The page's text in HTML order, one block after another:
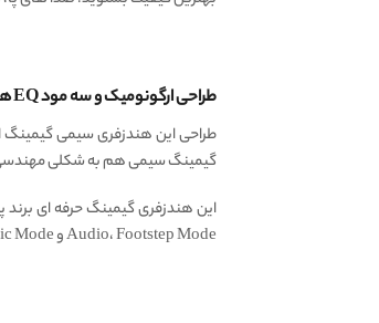
طراحی ارگونومیک و سه مود EQ هندزفری گیمینگ پیوا PIVA S6C
طراحی این هندزفری سیمی
گیمینگ سیمی هم به شکلی مهندسی
Audio، Footstep Mode و Music Mode هستند. شما می توانید بر اساس نوع استفاده و نیازتان، مود مورد نظرتان را انتخاب کنید.